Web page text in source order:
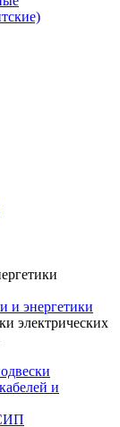
и энергетики
электрических
и